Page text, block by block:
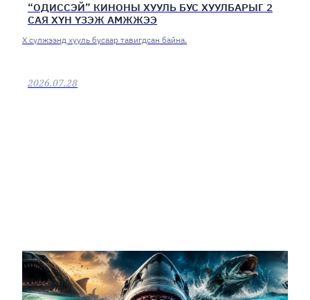
“ОДИССЭЙ” КИНОНЫ ХУУЛЬ БУС ХУУЛБАРЫГ 2
САЯ ХҮН ҮЗЭЖ АМЖЖЭЭ
Х сүлжээнд хууль бусаар тавигдсан байна.
2026.07.28